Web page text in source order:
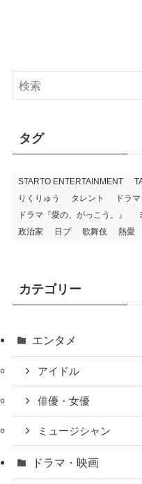
タグ
STARTO ENTERTAINMENT
りくりゅう
タレント
ドラ
ドラマ『愛の、がっこう。』
政治家
日プ 歌舞伎 熱愛
カテゴリー
エンタメ
アイドル
俳優・女優
ミュージシャン
ドラマ・映画